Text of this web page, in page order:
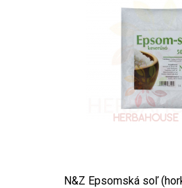
N&Z Epsomská soľ